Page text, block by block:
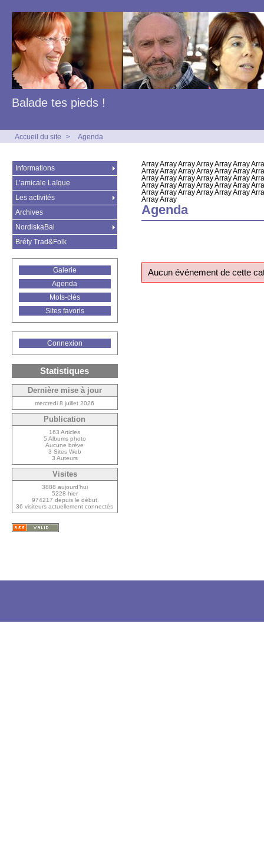
Balade tes pieds !
Accueil du site > Agenda
Array Array Array Array Array Array
Array Array Array Array Array Array
Array Array Array Array Array Array
Array Array Array Array Array Array
Array Array Array Array Array Array
Array Array
Agenda
Aucun événement de cette
Informations
L’amicale Laïque
Les activités
Archives
NordiskaBal
Bréty Trad&Folk
Galerie
Agenda
Mots-clés
Sites favoris
Connexion
Statistiques
Dernière mise à jour
mercredi 8 juillet 2026
Publication
163 Articles
5 Albums photo
Aucune brève
3 Sites Web
3 Auteurs
Visites
3888 aujourd’hui
5228 hier
974217 depuis le début
36 visiteurs actuellement connectés